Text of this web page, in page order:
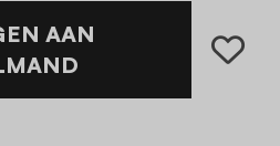
AAN